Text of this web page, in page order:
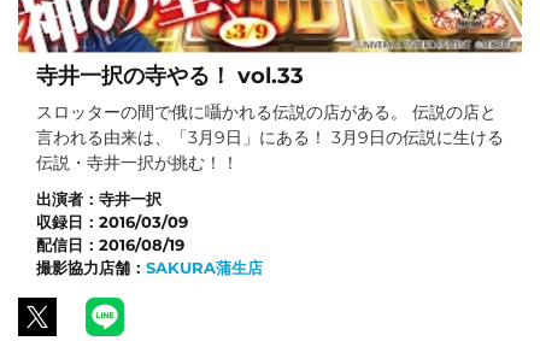
寺井一択の寺やる！ vol.33
スロッターの間で俄に囁かれる伝説の店がある。 伝説の店と
言われる由来は、「3月9日」にある！ 3月9日の伝説に生ける
伝説・寺井一択が挑む！！
出演者： 寺井一択
収録日： 2016/03/09
配信日： 2016/08/19
撮影協力店舗： SAKURA蒲生店